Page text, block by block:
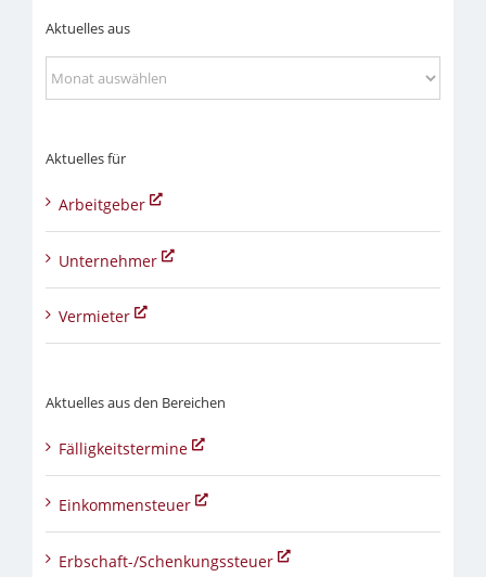
Aktuelles aus
Aktuelles
aus
Aktuelles für
Arbeitgeber
Unternehmer
Vermieter
Aktuelles aus den Bereichen
Fälligkeitstermine
Einkommensteuer
Erbschaft-/Schenkungssteuer